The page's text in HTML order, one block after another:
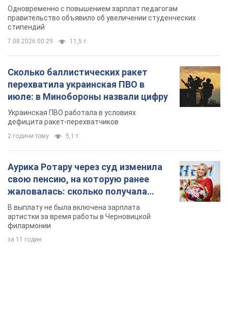
Одновременно с повышением зарплат педагогам
правительство объявило об увеличении студенческих
стипендий
7.08.2026 00:29 11,5 т.
Сколько баллистических ракет
перехватила украинская ПВО в
июле: в Минобороны назвали цифру
Украинская ПВО работала в условиях
дефицита ракет-перехватчиков
2 години тому 5,1 т.
Аурика Ротару через суд изменила
свою пенсию, на которую ранее
жаловалась: сколько получала
певица
В выплату не была включена зарплата
артистки за время работы в Черновицкой
филармонии
за 11 годин